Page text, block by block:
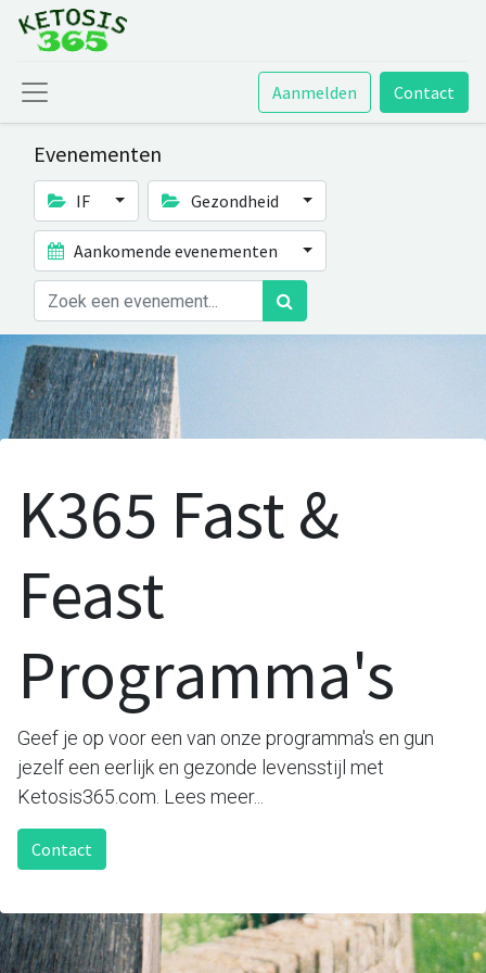
Aanmelden Contact
Evenementen
IF Gezondheid
Aankomende evenementen
K365 Fast &
Feast
Programma's
Geef je op voor een van onze programma's en gun
jezelf een eerlijk en gezonde levensstijl met
Ketosis365.com. Lees meer...
Contact